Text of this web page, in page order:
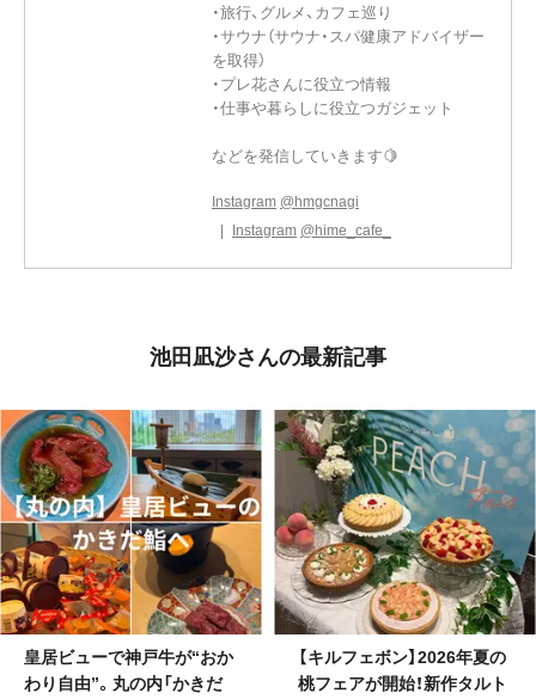
・旅行、グルメ、カフェ巡り
・サウナ（サウナ・スパ健康アドバイザー
を取得）
・プレ花さんに役立つ情報
・仕事や暮らしに役立つガジェット
などを発信していきます🍋
Instagram @hmgcnagi
Instagram @hime_cafe_
池田凪沙さんの最新記事
皇居ビューで神戸牛が“おか
わり自由”。丸の内「かきだ
【キルフェボン】2026年夏の
桃フェアが開始！新作タルト